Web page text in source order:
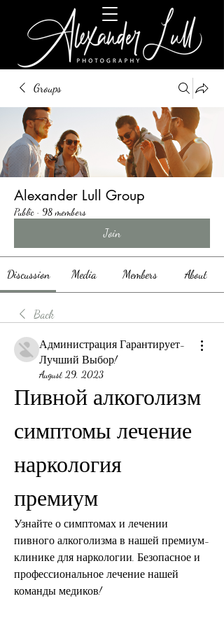
Groups
Alexander Lull Group
Public · 98 members
Join
Discussion Media Members About
Back
Администрация Гарантирует-
Лучший Выбор!
August 29, 2023
Пивной алкоголизм
симптомы лечение
наркология
премиум
Узнайте о симптомах и лечении
пивного алкоголизма в нашей премиум-
клинике для наркологии. Безопасное и
профессиональное лечение нашей
команды медиков!